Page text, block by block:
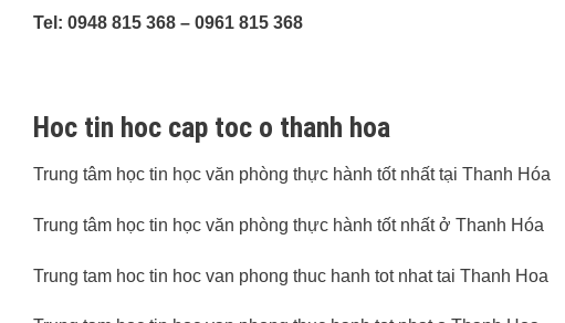
Tel: 0948 815 368 – 0961 815 368
Hoc tin hoc cap toc o thanh hoa
Trung tâm học tin học văn phòng thực hành tốt nhất tại Thanh Hóa
Trung tâm học tin học văn phòng thực hành tốt nhất ở Thanh Hóa
Trung tam hoc tin hoc van phong thuc hanh tot nhat tai Thanh Hoa